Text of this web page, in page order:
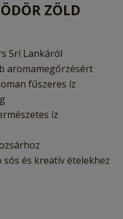
ZÖLD
Srí Lankáról
aromamegőrzésért
fűszeres íz
íz
és kreatív ételekhez